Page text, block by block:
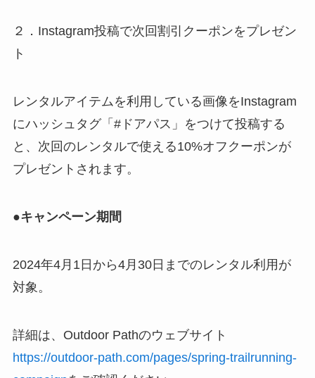
２．Instagram投稿で次回割引クーポンをプレゼン
ト
レンタルアイテムを利用している画像をInstagram
にハッシュタグ「#ドアパス」をつけて投稿する
と、次回のレンタルで使える10%オフクーポンが
プレゼントされます。
●キャンペーン期間
2024年4月1日から4月30日までのレンタル利用が
対象。
詳細は、Outdoor Pathのウェブサイト
https://outdoor-path.com/pages/spring-trailrunning-